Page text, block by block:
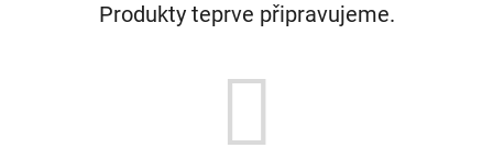
Produkty teprve připravujeme.